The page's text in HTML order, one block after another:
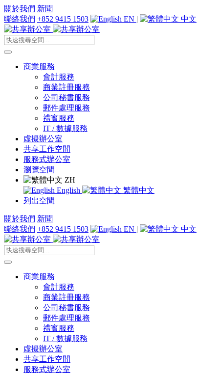
關於我們 新聞
聯絡我們 +852 9415 1503 EN | 中文
商業服務
會計服務
商業註冊服務
公司秘書服務
郵件處理服務
禮賓服務
IT / 數據服務
虛擬辦公室
共享工作空間
服務式辦公室
瀏覽空間
ZH
English
繁體中文
列出空間
關於我們 新聞
聯絡我們 +852 9415 1503 EN | 中文
商業服務
會計服務
商業註冊服務
公司秘書服務
郵件處理服務
禮賓服務
IT / 數據服務
虛擬辦公室
共享工作空間
服務式辦公室